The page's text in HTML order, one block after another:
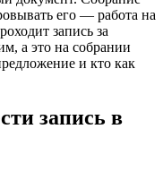
его — работа на
запись за
а это на собрании
и кто как
запись в